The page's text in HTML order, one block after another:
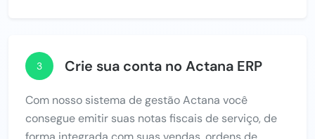
3 Crie sua conta no Actana ERP
Com nosso sistema de gestão Actana você
consegue emitir suas notas fiscais de serviço, de